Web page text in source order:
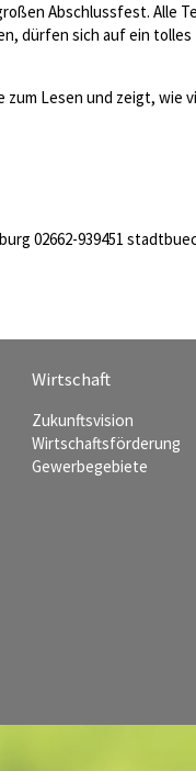
Abschlussfest. Alle
dürfen sich auf ein tolles
Lesen und zeigt, wie
02662-939451
Wirtschaft
Zukunftsvision
Wirtschaftsförderung
Gewerbegebiete